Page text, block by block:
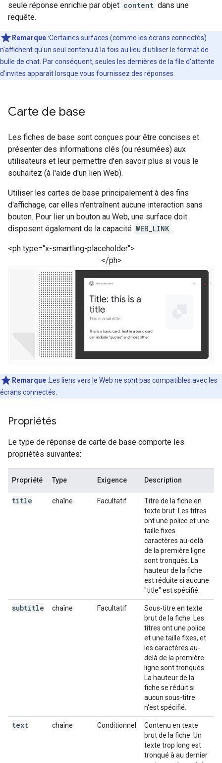
seule réponse enrichie par objet content dans une
requête.
Remarque :Certaines surfaces (comme les écrans connectés)
n'affichent qu'un seul contenu à la fois au lieu d'utiliser le format de
bulle de chat. Par conséquent, seules les dernières de la file d'attente
d'invites apparaît lorsque vous fournissez des réponses.
Carte de base
Les fiches de base sont conçues pour être concises et
présenter des informations clés (ou résumées) aux
utilisateurs et leur permettre d'en savoir plus si vous le
souhaitez (à l'aide d'un lien Web).
Utiliser les cartes de base principalement à des fins
d'affichage, car elles n'entraînent aucune interaction sans
bouton. Pour lier un bouton au Web, une surface doit
disposent également de la capacité WEB_LINK .
<ph type="x-smartling-placeholder">
</ph>
Remarque :Les liens vers le Web ne sont pas compatibles avec les
écrans connectés.
Propriétés
Le type de réponse de carte de base comporte les
propriétés suivantes:
Propriété Type Exigence Description
title chaîne Facultatif
Titre de la fiche en
texte brut. Les titres
ont une police et une
taille fixes.
caractères au-delà
de la première ligne
sont tronqués. La
hauteur de la fiche
est réduite si aucune
"title" est spécifié.
subtitle chaîne Facultatif
Sous-titre en texte
brut de la fiche. Les
titres ont une police
et une taille fixes, et
les caractères au-
delà de la première
ligne sont tronqués.
La hauteur de la
fiche se réduit si
aucun sous-titre
n'est spécifié.
text chaîne Conditionnel
Contenu en texte
brut de la fiche. Un
texte trop long est
tronqué à au dernier